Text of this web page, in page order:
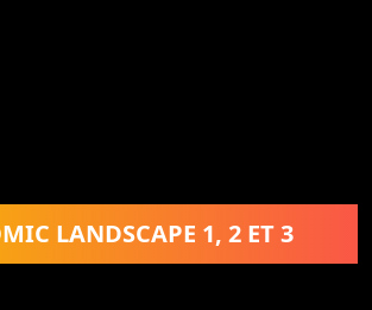
LANDSCAPE 1, 2 ET 3